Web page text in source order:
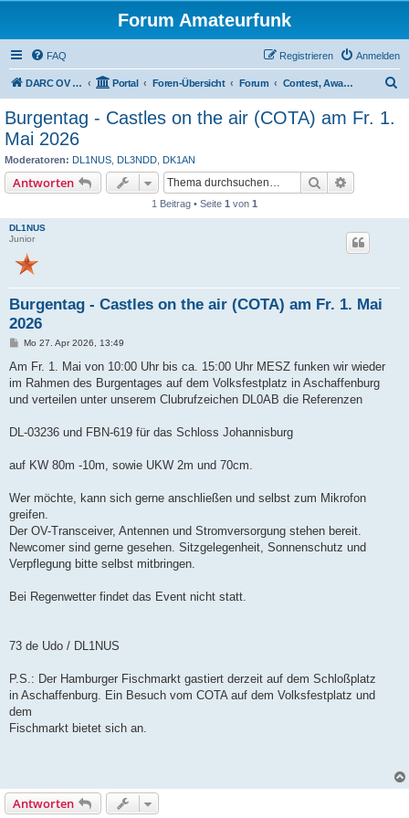
Forum Amateurfunk
FAQ Anmelden
Registrieren
DARC OV BØ4 Aschaffenburg Portal Foren-Übersicht Forum Contest, Award & Special Event
Burgentag - Castles on the air (COTA) am Fr. 1.
Mai 2026
Moderatoren: DL1NUS DL3NDD DK1AN
Antworten Suche
1 Beitrag • Seite 1 von 1
DL1NUS
Junior
Burgentag - Castles on the air (COTA) am Fr. 1. Mai
2026
B
i
r
a
Mo 27. Apr 2026, 13:49
Am Fr. 1. Mai von 10:00 Uhr bis ca. 15:00 Uhr MESZ funken wir wieder
im Rahmen des Burgentages auf dem Volksfestplatz in Aschaffenburg
und verteilen unter unserem Clubrufzeichen DL0AB die Referenzen
DL-03236 und FBN-619 für das Schloss Johannisburg
auf KW 80m -10m, sowie UKW 2m und 70cm.
Wer möchte, kann sich gerne anschließen und selbst zum Mikrofon
greifen.
Der OV-Transceiver, Antennen und Stromversorgung stehen bereit.
Newcomer sind gerne gesehen. Sitzgelegenheit, Sonnenschutz und
Verpflegung bitte selbst mitbringen.
Bei Regenwetter findet das Event nicht statt.
73 de Udo / DL1NUS
P.S.: Der Hamburger Fischmarkt gastiert derzeit auf dem Schloßplatz
in Aschaffenburg. Ein Besuch vom COTA auf dem Volksfestplatz und
dem
Fischmarkt bietet sich an.
Antworten